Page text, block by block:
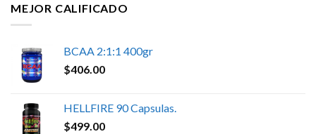
MEJOR CALIFICADO
BCAA 2:1:1 400gr
$406.00
HELLFIRE 90 Capsulas.
$499.00